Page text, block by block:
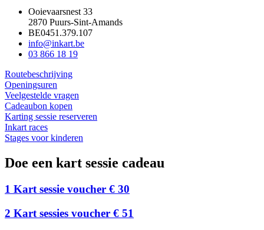
Ooievaarsnest 33
2870 Puurs-Sint-Amands
BE0451.379.107
info@inkart.be
03 866 18 19
Routebeschrijving
Openingsuren
Veelgestelde vragen
Cadeaubon kopen
Karting sessie reserveren
Inkart races
Stages voor kinderen
Doe een kart sessie cadeau
1 Kart sessie voucher € 30
2 Kart sessies voucher € 51